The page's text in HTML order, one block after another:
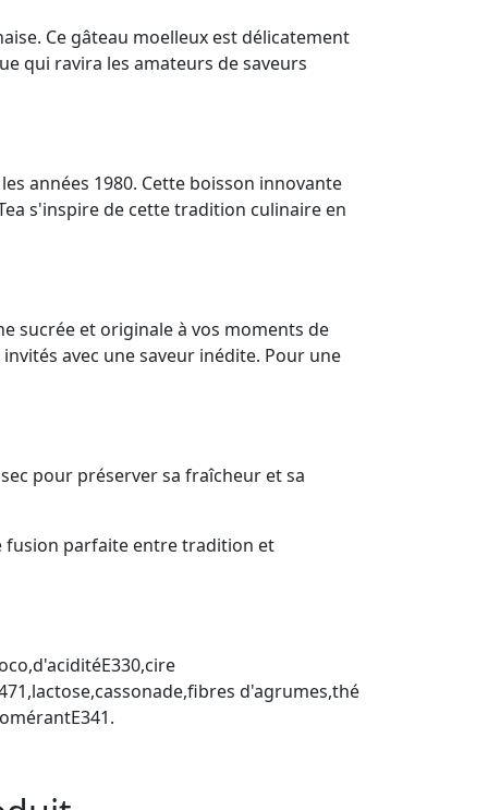
Ce gâteau moelleux est délicatement
qui ravira les amateurs de saveurs
années 1980. Cette boisson innovante
s'inspire de cette tradition culinaire en
sucrée et originale à vos moments de
avec une saveur inédite. Pour une
pour préserver sa fraîcheur et sa
fusion parfaite entre tradition et
d'agrumes,thé